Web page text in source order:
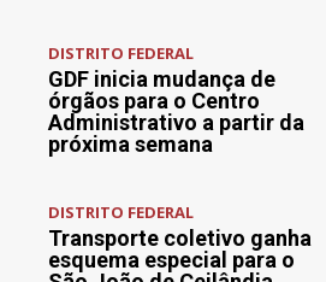
DISTRITO FEDERAL
GDF inicia mudança de
órgãos para o Centro
Administrativo a partir da
próxima semana
DISTRITO FEDERAL
Transporte coletivo ganha
esquema especial para o